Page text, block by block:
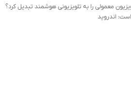
معمولی را به تلویزیونی هوشمند تبدیل کرد؟
اندروید